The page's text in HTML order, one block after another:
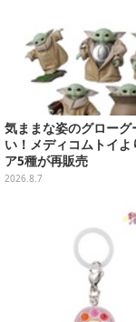
気ままな姿のグローグ
い！メディコムトイよ
ア5種が再販売
2026.8.7